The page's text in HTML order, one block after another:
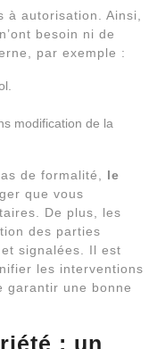
à autorisation. Ainsi,
n’ont besoin ni de
par exemple :
modification de la
de formalité, le
que vous
De plus, les
des parties
signalées. Il est
les interventions
garantir une bonne
: un